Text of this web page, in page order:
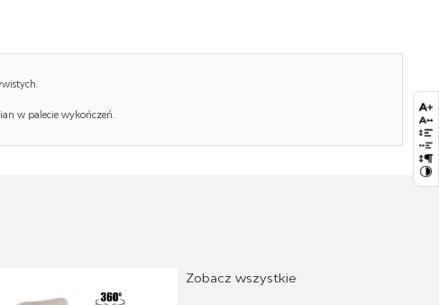
w palecie wykończeń.
Zobacz wszystkie